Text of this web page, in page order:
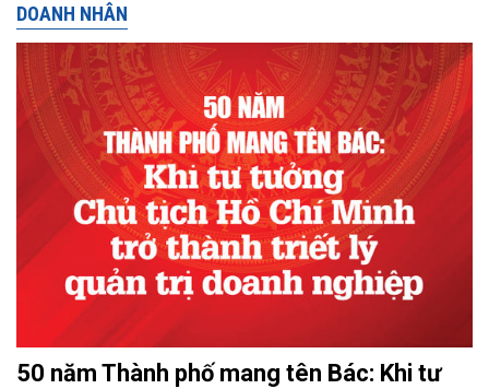
DOANH NHÂN
50 năm Thành phố mang tên Bác: Khi tư